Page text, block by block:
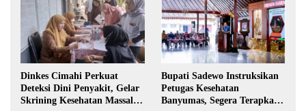
Dinkes Cimahi Perkuat
Deteksi Dini Penyakit, Gelar
Skrining Kesehatan Massal di
Bupati Sadewo Instruksikan
Petugas Kesehatan
Banyumas, Segera Terapkan